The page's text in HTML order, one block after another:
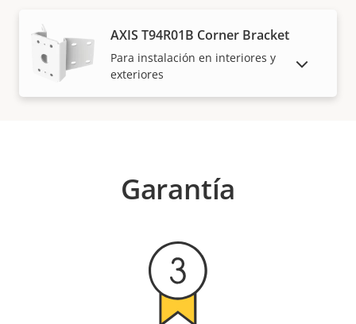
AXIS T94R01B Corner Bracket
Para instalación en interiores y
exteriores
MOSTRAR PRODUCTOS DESCATALOGADOS
Garantía